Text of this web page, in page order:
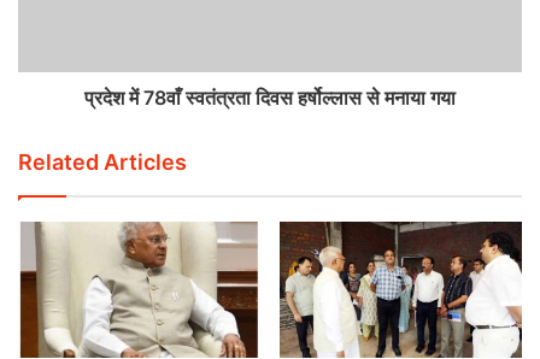
प्रदेश में 78वाँ स्वतंत्रता दिवस हर्षोल्लास से मनाया गया
Related Articles